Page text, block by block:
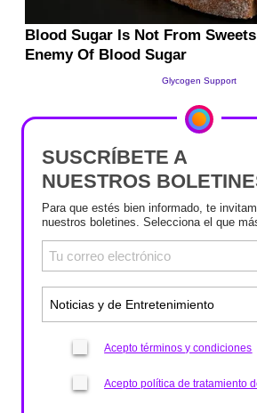
SUSCRÍBETE A
NUESTROS
Para que estés bien informado, te
nuestros boletines. Selecciona el que
Acepto términos y condiciones
Acepto política de tratamiento